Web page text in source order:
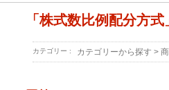
「株式数比例配分方
カテゴリー : カテゴリーから探す >